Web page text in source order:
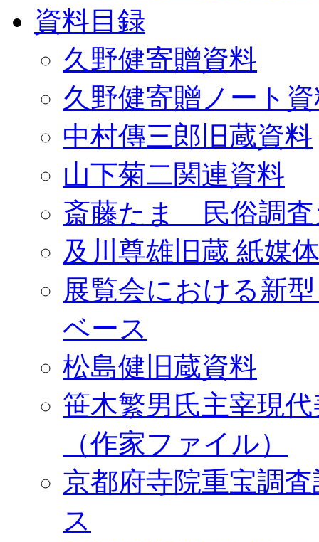
資料目録
久野健寄贈資料
久野健寄贈ノート
中村傳三郎旧蔵資料
山下菊二関連資料
斎藤たま 民俗調査
及川尊雄旧蔵 紙媒
展覧会における新
ベース
松島健旧蔵資料
笹木繁男氏主宰現
（作家ファイル）
京都府寺院重宝調
ス